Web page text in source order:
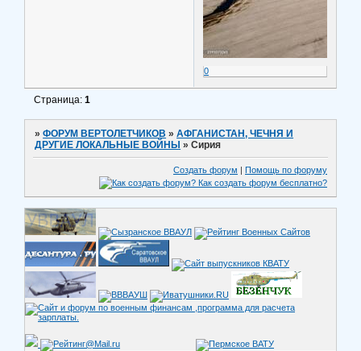
0
Страница:1
»ФОРУМ ВЕРТОЛЕТЧИКОВ »АФГАНИСТАН, ЧЕЧНЯ И
ДРУГИЕ ЛОКАЛЬНЫЕ ВОЙНЫ »Сирия
Создать форум Помощь по форуму